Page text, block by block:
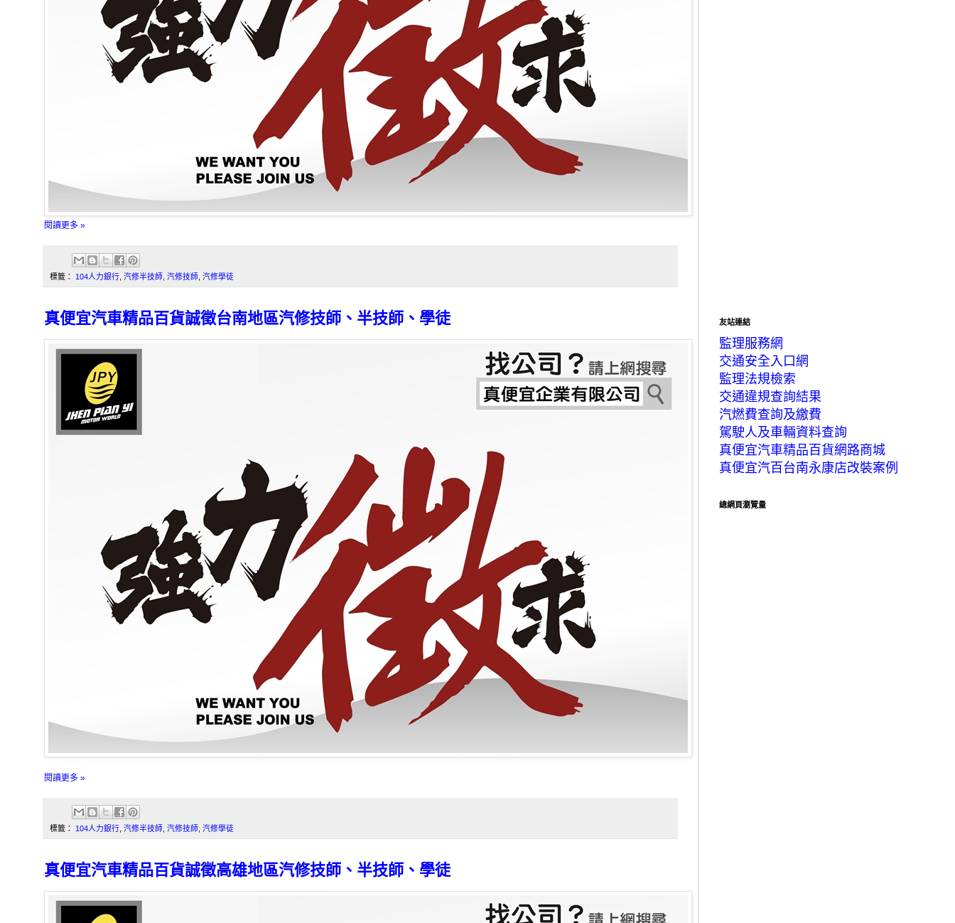
閱讀更多 »
標籤： 104人力銀行 汽修半技師 汽修技師 汽修學徒
真便宜汽車精品百貨誠徵台南地區汽修技師、半技師、學徒
閱讀更多 »
標籤： 104人力銀行 汽修半技師 汽修技師 汽修學徒
真便宜汽車精品百貨誠徵高雄地區汽修技師、半技師、學徒
友站連結
監理服務網
交通安全入口網
監理法規檢索
交通違規查詢結果
汽燃費查詢及繳費
駕駛人及車輛資料查詢
真便宜汽車精品百貨網路商城
真便宜汽百台南永康店改裝案例
總網頁瀏覽量